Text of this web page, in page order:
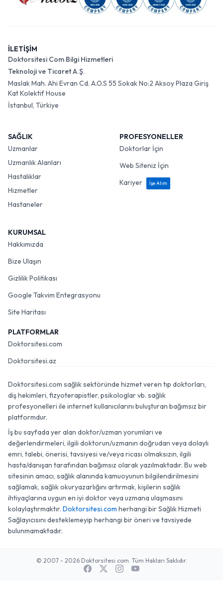
İLETİŞİM
Doktorsitesi Com Bilgi Hizmetleri
Teknoloji ve Ticaret A.Ş.
Maslak Mah. Ahi Evran Cd. A.O.S 55 Sokak No:2 Aksoy Plaza Giriş
Kat Kolektif House
İstanbul, Türkiye
SAĞLIK
Uzmanlar
Uzmanlık Alanları
Hastalıklar
Hizmetler
Hastaneler
PROFESYONELLER
Doktorlar İçin
Web Siteniz İçin
Kariyer
İşe Alım
KURUMSAL
Hakkımızda
Bize Ulaşın
Gizlilik Politikası
Google Takvim Entegrasyonu
Site Haritası
PLATFORMLAR
Doktorsitesi.com
Doktorsitesi.az
Doktorsitesi.com sağlık sektöründe hizmet veren tıp doktorları,
diş hekimleri, fizyoterapistler, psikologlar vb. sağlık
profesyonelleri ile internet kullanıcılarını buluşturan bağımsız bir
platformdur.
İş bu sayfada yer alan doktor/uzman yorumları ve
değerlendirmeleri, ilgili doktorun/uzmanın doğrudan veya dolaylı
emri, talebi, önerisi, tavsiyesi ve/veya ricası olmaksızın, ilgili
hasta/danışan tarafından bağımsız olarak yazılmaktadır. Bu web
sitesinin amacı, sağlık alanında kamuoyunun bilgilendirilmesini
sağlamak, sağlık okuryazarlığını artırmak, kişilerin sağlık
ihtiyaçlarına uygun en iyi doktor veya uzmana ulaşmasını
kolaylaştırmaktır. Doktorsitesi.com herhangi bir Sağlık Hizmeti
Sağlayıcısını desteklemeyip herhangi bir öneri ve tavsiyede
bulunmamaktadır.
© 2007 - 2026 Doktorsitesi.com. Tüm Hakları Saklıdır.